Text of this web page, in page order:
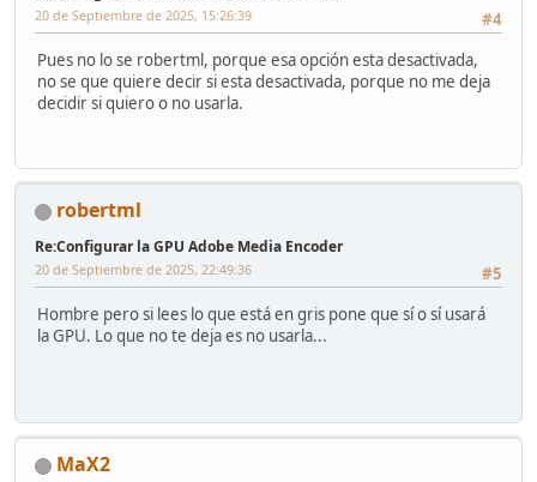
#4
20 de Septiembre de 2025, 15:26:39
Pues no lo se robertml, porque esa opción esta desactivada,
no se que quiere decir si esta desactivada, porque no me deja
decidir si quiero o no usarla.
robertml
Re:Configurar la GPU Adobe Media Encoder
#5
20 de Septiembre de 2025, 22:49:36
Hombre pero si lees lo que está en gris pone que sí o sí usará
la GPU. Lo que no te deja es no usarla...
MaX2